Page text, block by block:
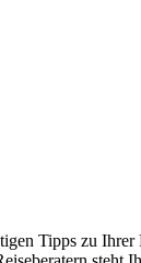
Tipps zu